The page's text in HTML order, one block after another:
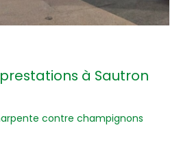
à Sautron
contre champignons